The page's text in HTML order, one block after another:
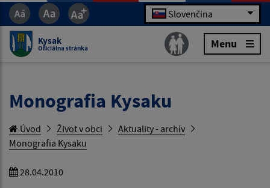
Slovenčina
Kysak
Oficiálna stránka Menu
Monografia Kysaku
Úvod Život v obci
Aktuality - archív
Monografia Kysaku
28.04.2010